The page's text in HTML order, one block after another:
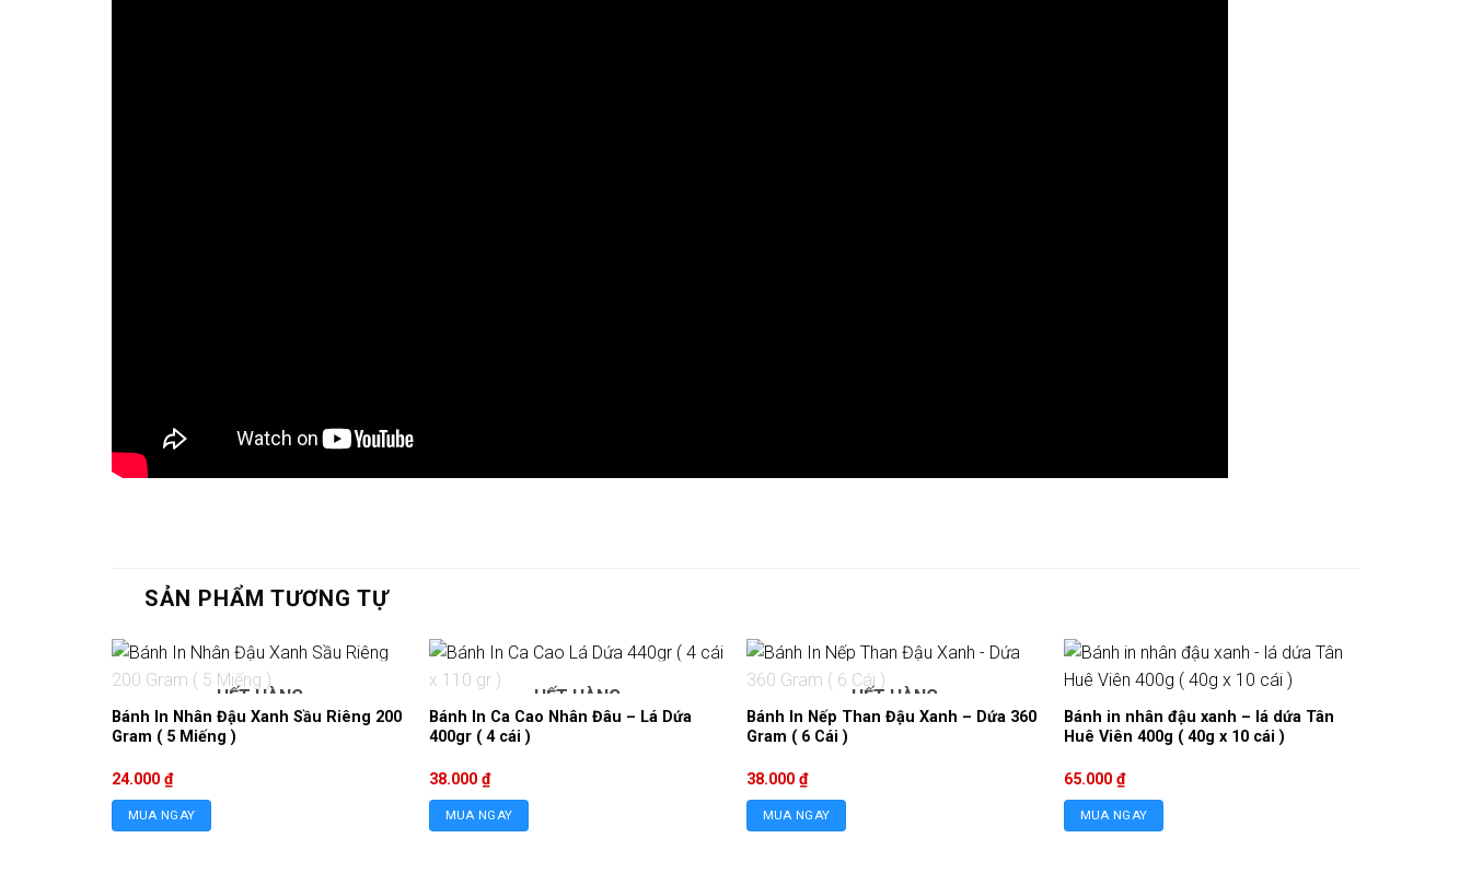
SẢN PHẨM TƯƠNG TỰ
HẾT HÀNG
Bánh In Nhân Đậu Xanh Sầu Riêng 200
Gram ( 5 Miếng )
24.000 ₫
MUA NGAY
HẾT HÀNG
Bánh In Ca Cao Nhân Đâu – Lá Dứa
400gr ( 4 cái )
38.000 ₫
MUA NGAY
HẾT HÀNG
Bánh In Nếp Than Đậu Xanh – Dứa 360
Gram ( 6 Cái )
38.000 ₫
MUA NGAY
Bánh in nhân đậu xanh – lá dứa Tân
Huê Viên 400g ( 40g x 10 cái )
65.000 ₫
MUA NGAY